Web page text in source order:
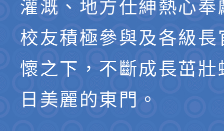
灌溉、地方仕紳熱心奉
校友積極參與及各級長
懷之下，不斷成長茁壯
日美麗的東門。